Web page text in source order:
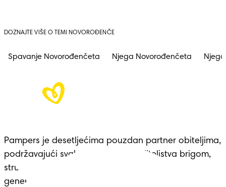
DOZNAJTE VIŠE O TEMI NOVOROĐENČE
Spavanje Novorođenčeta Njega Novorođenčeta
Pampers je desetljećima pouzdan partner obiteljima,
podržavajući svaku prekretnicu roditeljstva brigom,
stručnošću i udobnošću – nasljeđe koje seže
generacijama.